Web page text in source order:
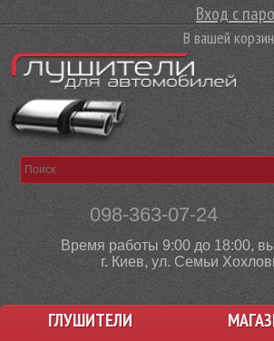
Вход с
В вашей
098-363-07-24
Время работы 9:00 до 18:00,
г. Киев, ул. Семьи
ГЛУШИТЕЛИ